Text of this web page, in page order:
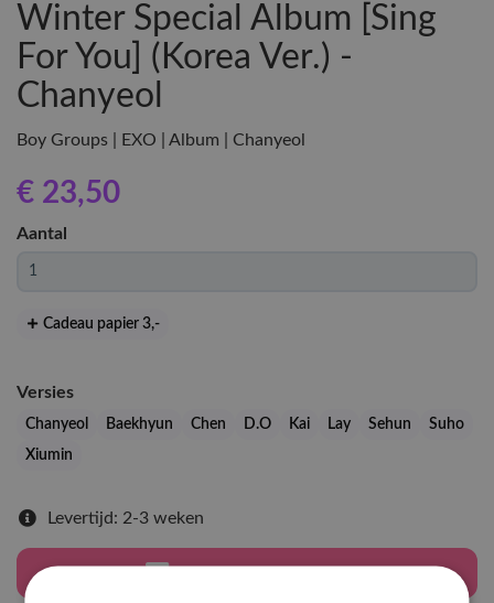
Winter Special Album [Sing
For You] (Korea Ver.) -
Chanyeol
Boy Groups | EXO | Album | Chanyeol
€ 23,50
Aantal
Cadeau papier 3,-
Versies
Chanyeol Baekhyun Chen D.O Kai Lay Sehun
Suho
Xiumin
Levertijd: 2-3 weken